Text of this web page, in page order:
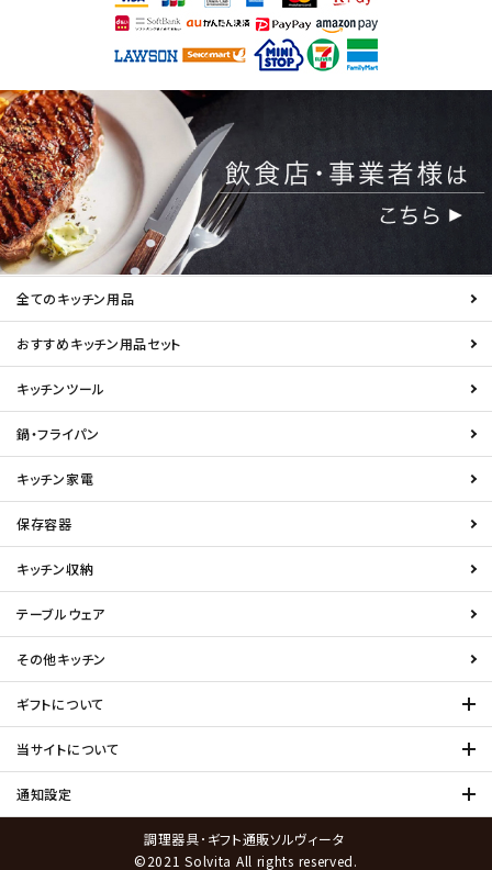
全てのキッチン用品
おすすめキッチン用品セット
キッチンツール
鍋・フライパン
キッチン家電
保存容器
キッチン収納
テーブルウェア
その他キッチン
ギフトについて
当サイトについて
通知設定
調理器具･ギフト通販ソルヴィータ
©2021 Solvita All rights reserved.